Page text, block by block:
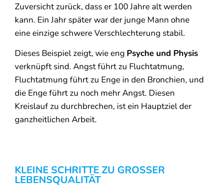
Zuversicht zurück, dass er 100 Jahre alt werden
kann. Ein Jahr später war der junge Mann ohne
eine einzige schwere Verschlechterung stabil.
Dieses Beispiel zeigt, wie eng Psyche und Physis
verknüpft sind. Angst führt zu Fluchtatmung,
Fluchtatmung führt zu Enge in den Bronchien, und
die Enge führt zu noch mehr Angst. Diesen
Kreislauf zu durchbrechen, ist ein Hauptziel der
ganzheitlichen Arbeit.
KLEINE SCHRITTE ZU GROSSER L
EBENSQUALITÄT